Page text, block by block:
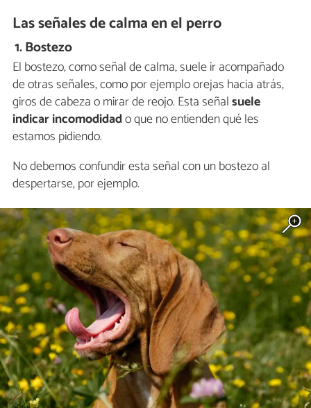
Las señales de calma en el perro
1. Bostezo
El bostezo, como señal de calma, suele ir acompañado
de otras señales, como por ejemplo orejas hacia atrás,
giros de cabeza o mirar de reojo. Esta señalsuele
indicar incomodidado que no entienden qué les
estamos pidiendo.
No debemos confundir esta señal con un bostezo al
despertarse, por ejemplo.